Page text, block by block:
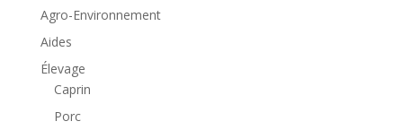
Agro-Environnement
Aides
Élevage
Caprin
Porc